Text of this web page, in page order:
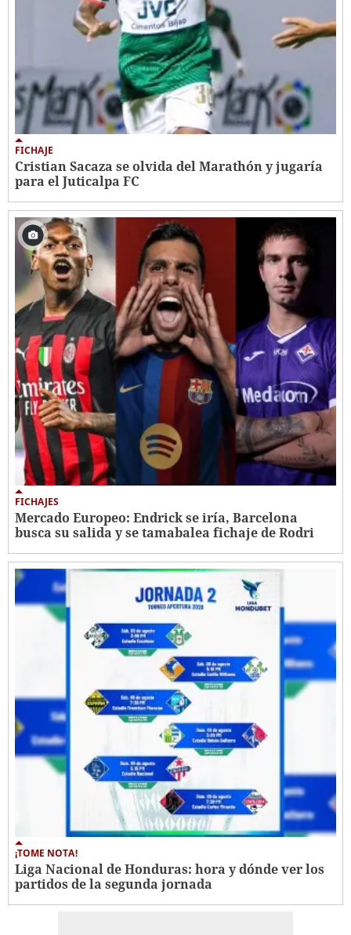
FICHAJE
Cristian Sacaza se olvida del Marathón y jugaría
para el Juticalpa FC
FICHAJES
Mercado Europeo: Endrick se iría, Barcelona
busca su salida y se tamabalea fichaje de Rodri
¡TOME NOTA!
Liga Nacional de Honduras: hora y dónde ver los
partidos de la segunda jornada